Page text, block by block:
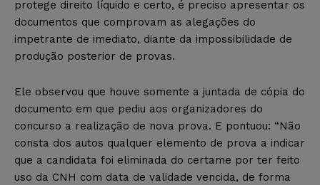
protege direito líquido e certo, é preciso apresentar os
documentos que comprovam as alegações do
impetrante de imediato, diante da impossibilidade de
produção posterior de provas.
Ele observou que houve somente a juntada de cópia do
documento em que pediu aos organizadores do
concurso a realização de nova prova. E pontuou: “Não
consta dos autos qualquer elemento de prova a indicar
que a candidata foi eliminada do certame por ter feito
uso da CNH com data de validade vencida, de forma